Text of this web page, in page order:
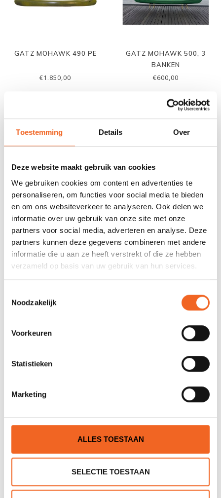
Toestemming Details Over
Deze website maakt gebruik van cookies
We gebruiken cookies om content en advertenties te
personaliseren, om functies voor social media te bieden
en om ons websiteverkeer te analyseren. Ook delen we
informatie over uw gebruik van onze site met onze
partners voor social media, adverteren en analyse. Deze
partners kunnen deze gegevens combineren met andere
informatie die u aan ze heeft verstrekt of die ze hebben
verzameld op basis van uw gebruik van hun services.
Noodzakelijk
Voorkeuren
Statistieken
Marketing
ALLES TOESTAAN
SELECTIE TOESTAAN
GATZ MOHAWK 490 PE
€1.850,00
GATZ MOHAWK 500, 3
BANKEN
€600,00
GATZ KNIEPLAAT VOOR
€89,50
GATZ ZITPLAAT P.U. 150
CM
€87,50
NIEUW!
GATZ P.U. ZIT, SCHAAL